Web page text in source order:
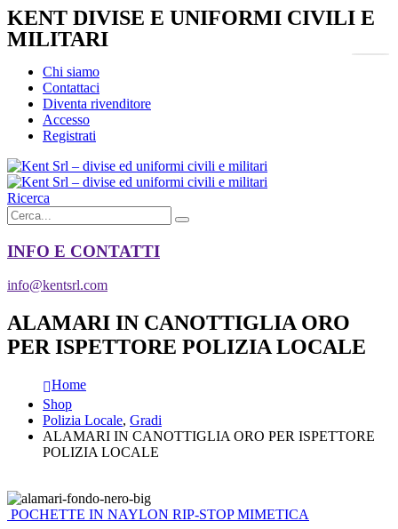
KENT DIVISE E UNIFORMI CIVILI E
MILITARI
Chi siamo
Contattaci
Diventa rivenditore
Accesso
Registrati
Ricerca
INFO E CONTATTI
info@kentsrl.com
ALAMARI IN CANOTTIGLIA ORO
PER ISPETTORE POLIZIA LOCALE
Home
Shop
Polizia Locale, Gradi
ALAMARI IN CANOTTIGLIA ORO PER ISPETTORE
POLIZIA LOCALE
POCHETTE IN NAYLON RIP-STOP MIMETICA